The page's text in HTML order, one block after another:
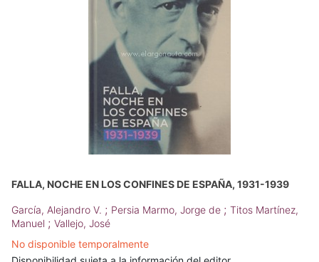
FALLA, NOCHE EN LOS CONFINES DE ESPAÑA, 1931-1939
García, Alejandro V. ; Persia Marmo, Jorge de ; Titos Martínez,
Manuel ; Vallejo, José
No disponible temporalmente